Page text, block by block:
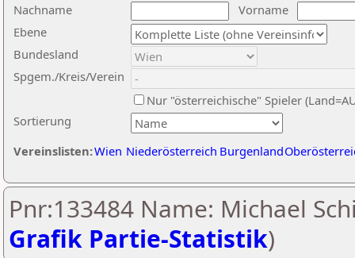
Nachname
Vorname
Ebene
Sortierung
Bundesland
Spgem./Kreis/Verein
Nur "österreichische" Spieler
Vereinslisten:Wien Niederösterreich Burgenland
Pnr:133484 Name: Michael
Grafik Partie-Statistik)